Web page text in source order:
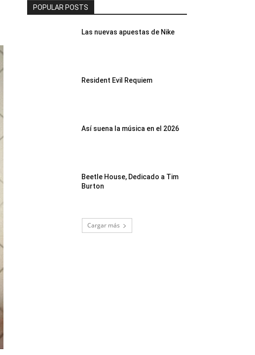
POPULAR POSTS
Las nuevas apuestas de Nike
Resident Evil Requiem
Así suena la música en el 2026
Beetle House, Dedicado a Tim
Burton
Cargar más